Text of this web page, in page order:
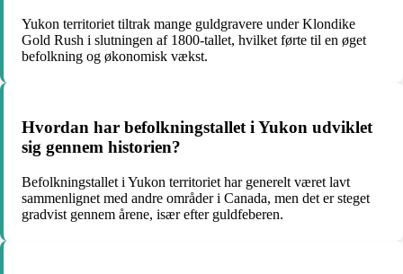
Yukon territoriet tiltrak mange guldgravere under Klondike
Gold Rush i slutningen af 1800-tallet, hvilket førte til en øget
befolkning og økonomisk vækst.
Hvordan har befolkningstallet i Yukon udviklet
sig gennem historien?
Befolkningstallet i Yukon territoriet har generelt været lavt
sammenlignet med andre områder i Canada, men det er steget
gradvist gennem årene, især efter guldfeberen.